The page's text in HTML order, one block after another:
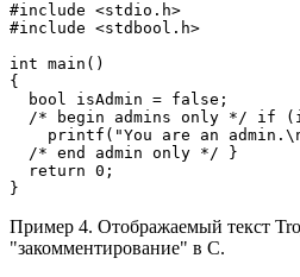
#include <stdio.h>
#include <stdbool.h>
int main()
{
  bool isAdmin = false;
/* begin admins only */ if
printf("You are an
  /* end admin only */ }
  return 0;
}
Пример 4. Отображаемый текст
"закомментирование" в C.